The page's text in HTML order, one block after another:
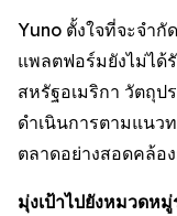
Yuno ตั้งใจที่จะจำกั
แพลตฟอร์มยังไม่ได้
สหรัฐอเมริกา วัตถุป
ดำเนินการตามแนว
ตลาดอย่างสอดคล้อ
มุ่งเป้าไปยังหมวดห